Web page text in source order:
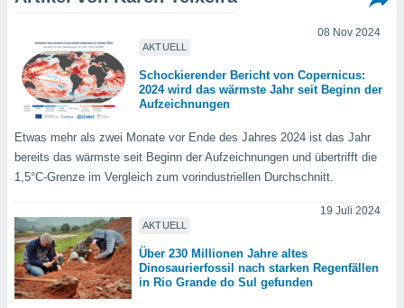
die
und
auf die
und
davon, ob
oder
Partner
es uns
AKTUELL
08 Nov 2024
Schockierender Bericht von Copernicus:
2024 wird das wärmste Jahr seit Beginn der
Aufzeichnungen
Etwas mehr als zwei Monate vor Ende des Jahres 2024 ist das Jahr
bereits das wärmste seit Beginn der Aufzeichnungen und übertrifft die
1,5°C-Grenze im Vergleich zum vorindustriellen Durchschnitt.
AKTUELL
19 Juli 2024
Über 230 Millionen Jahre altes
Dinosaurierfossil nach starken Regenfällen
in Rio Grande do Sul gefunden